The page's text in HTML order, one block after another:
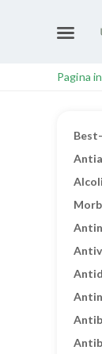
Pagina